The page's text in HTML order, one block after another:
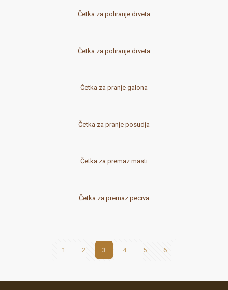
Četka za poliranje drveta
Četka za poliranje drveta
Četka za pranje galona
Četka za pranje posudja
Četka za premaz masti
Četka za premaz peciva
1 2 3 4 5 6